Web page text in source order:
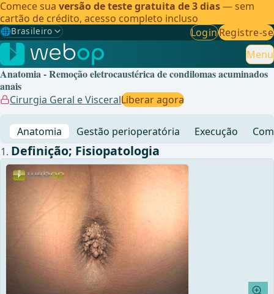
Comece sua versão de teste gratuita de 3 dias— sem
cartão de crédito, acesso completo incluso
🌐Brasileiro
Gewählte Sprache: Brasileiro
🇩🇪 Alemão
🇬🇧Inglês
🇪🇸Espanhol
🇧🇷Brasileiro ✓
LoginRegistre-se
Menu
Anatomia - Remoção eletrocaustérica de condilomas acuminados
anais
Cirurgia Geral e VisceralLiberar agora
Anatomia Gestão perioperatória Execução
Definição; Fisiopatologia